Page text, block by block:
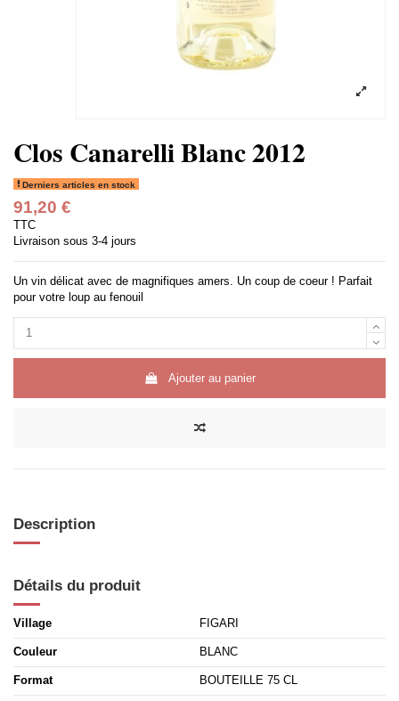
Clos Canarelli Blanc 2012
Derniers articles en stock
91,20 €
TTC
Livraison sous 3-4 jours
Un vin délicat avec de magnifiques amers. Un coup de coeur ! Parfait
pour votre loup au fenouil
Ajouter au panier
Description
Détails du produit
Village FIGARI
Couleur BLANC
Format BOUTEILLE 75 CL